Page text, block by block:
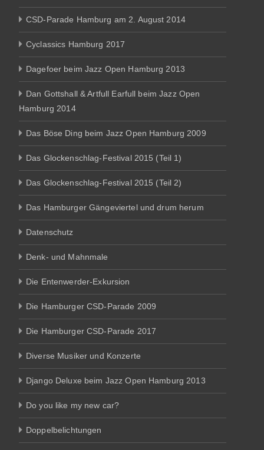
CSD-Parade Hamburg am 2. August 2014
Cyclassics Hamburg 2017
Dagefoer beim Jazz Open Hamburg 2013
Dan Gottshall & Artfull Earfull beim Jazz Open
Hamburg 2014
Das Böse Ding beim Jazz Open Hamburg 2009
Das Glockenschlag-Festival 2015 (Teil 1)
Das Glockenschlag-Festival 2015 (Teil 2)
Das Hamburger Gängeviertel und drum herum
Datenschutz
Denk- und Mahnmale
Die Entenwerder-Exkursion
Die Hamburger CSD-Parade 2009
Die Hamburger CSD-Parade 2017
Diverse Musiker und Konzerte
Django Deluxe beim Jazz Open Hamburg 2013
Do you like my new car?
Doppelbelichtungen